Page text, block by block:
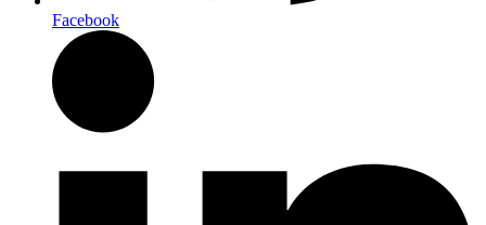
Facebook